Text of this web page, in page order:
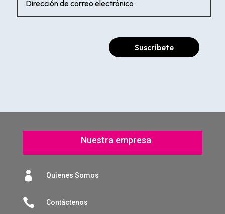
Suscríbete
Nuestra empresa
 Quienes Somos
 Contáctenos